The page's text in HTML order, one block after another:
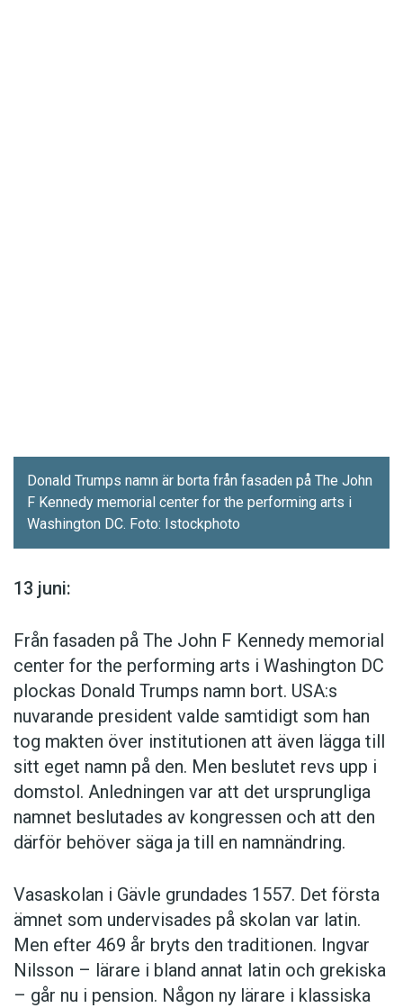
Donald Trumps namn är borta från fasaden på The John
F Kennedy memorial center for the performing arts i
Washington DC. Foto: Istockphoto
13 juni:
Från fasaden på The John F Kennedy memorial
center for the performing arts i Washington DC
plockas Donald Trumps namn bort. USA:s
nuvarande president valde samtidigt som han
tog makten över institutionen att även lägga till
sitt eget namn på den. Men beslutet revs upp i
domstol. Anledningen var att det ursprungliga
namnet beslutades av kongressen och att den
därför behöver säga ja till en namnändring.
Vasaskolan i Gävle grundades 1557. Det första
ämnet som undervisades på skolan var latin.
Men efter 469 år bryts den traditionen. Ingvar
Nilsson – lärare i bland annat latin och grekiska
– går nu i pension. Någon ny lärare i klassiska